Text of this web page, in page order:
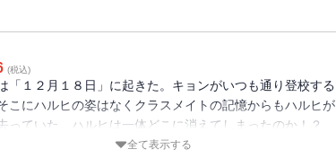
(税込)
「１２月１８日」に起きた。キョンがいつも通り登校する
こにハルヒの姿はなくクラスメイトの記憶からもハルヒが
っていた。ハルヒは一体どこに消えてしまったのか！？
「消失」編、スタート！全て表示する